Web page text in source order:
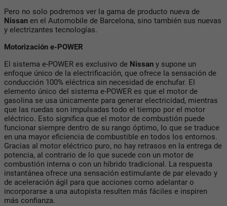
Pero no solo podremos ver la gama de producto nueva de
Nissan en el Automobile de Barcelona, sino también sus nuevas
y electrizantes tecnologías.
Motorización e-POWER
El sistema e-POWER es exclusivo de Nissan y supone un
enfoque único de la electrificación, que ofrece la sensación de
conducción 100% eléctrica sin necesidad de enchufar. El
elemento único del sistema e-POWER es que el motor de
gasolina se usa únicamente para generar electricidad, mientras
que las ruedas son impulsadas todo el tiempo por el motor
eléctrico. Esto significa que el motor de combustión puede
funcionar siempre dentro de su rango óptimo, lo que se traduce
en una mayor eficiencia de combustible en todos los entornos.
Gracias al motor eléctrico puro, no hay retrasos en la entrega de
potencia, al contrario de lo que sucede con un motor de
combustión interna o con un híbrido tradicional. La respuesta
instantánea ofrece una sensación estimulante de par elevado y
de aceleración ágil para que acciones como adelantar o
incorporarse a una autopista resulten más fáciles e inspiren
más confianza.